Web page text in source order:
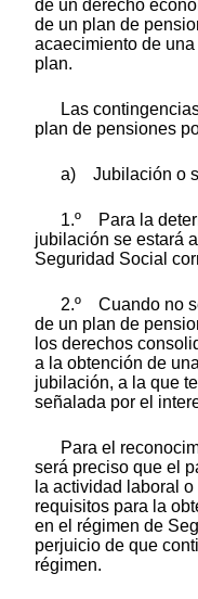
de un derecho
de un plan de
acaecimiento de
plan.
Las
plan de pensiones
a) Jubilación o
1.º Para la
jubilación se estará
Seguridad Social
2.º Cuando no
de un plan de
los derechos
a la obtención de
jubilación, a la que
señalada por el
Para el
será preciso que el
la actividad laboral
requisitos para la
en el régimen de
perjuicio de que
régimen.